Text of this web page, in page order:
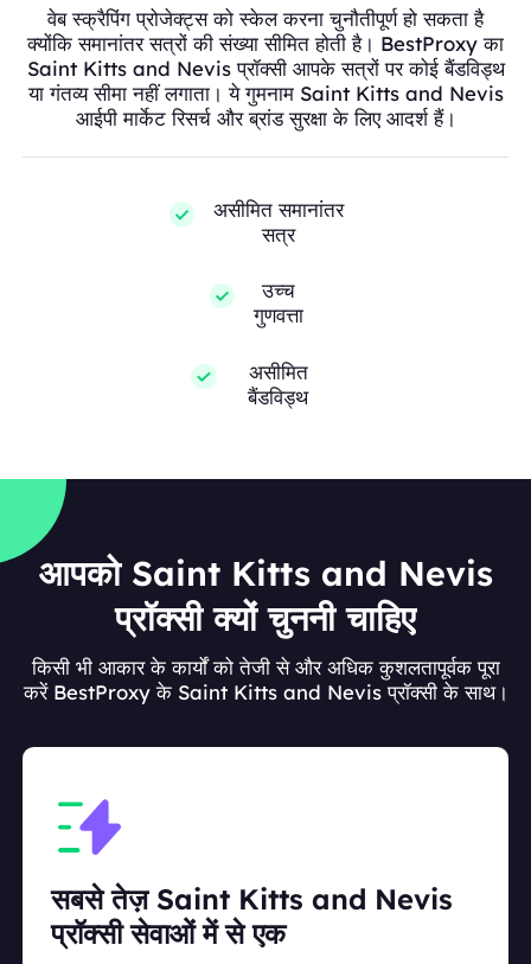
वेब स्क्रैपिंग प्रोजेक्ट्स को स्केल करना चुनौतीपूर्ण हो सकता है
क्योंकि समानांतर सत्रों की संख्या सीमित होती है। BestProxy का
Saint Kitts and Nevis प्रॉक्सी आपके सत्रों पर कोई बैंडविड्थ
या गंतव्य सीमा नहीं लगाता। ये गुमनाम Saint Kitts and Nevis
आईपी मार्केट रिसर्च और ब्रांड सुरक्षा के लिए आदर्श हैं।
असीमित समानांतर
सत्र
उच्च
गुणवत्ता
असीमित
बैंडविड्थ
आपको Saint Kitts and Nevis
प्रॉक्सी क्यों चुननी चाहिए
किसी भी आकार के कार्यों को तेजी से और अधिक कुशलतापूर्वक पूरा
करें BestProxy के Saint Kitts and Nevis प्रॉक्सी के साथ।
सबसे तेज़ Saint Kitts and Nevis
प्रॉक्सी सेवाओं में से एक